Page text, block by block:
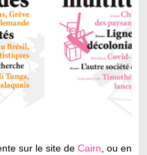
sur le site deCairn, ou en